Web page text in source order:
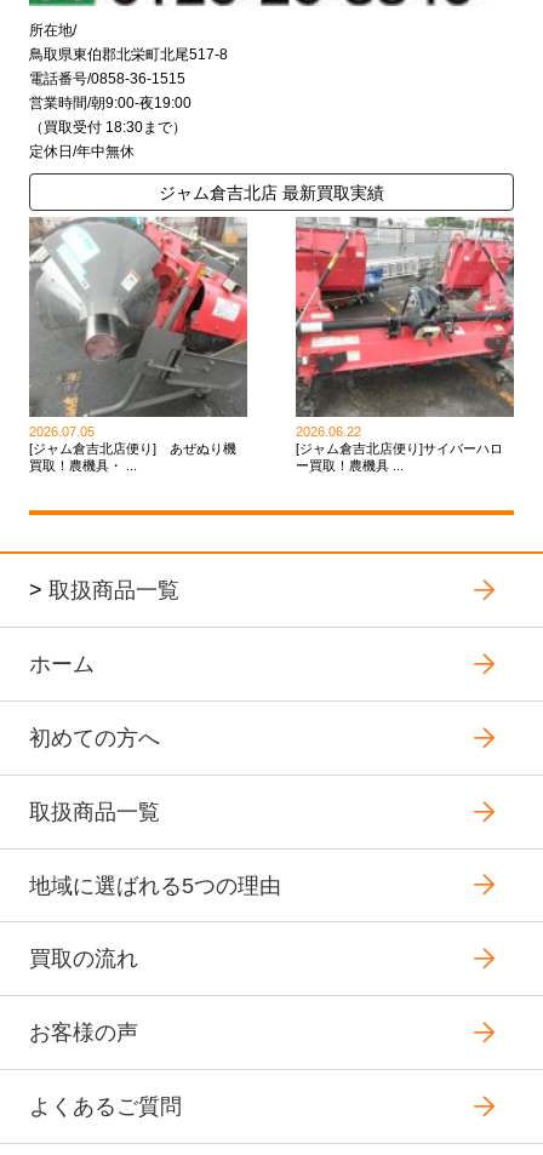
所在地/
鳥取県東伯郡北栄町北尾517-8
電話番号/0858-36-1515
営業時間/朝9:00-夜19:00
（買取受付 18:30まで）
定休日/年中無休
ジャム倉吉北店 最新買取実績
2026.07.05
[ジャム倉吉北店便り] あぜぬり機
買取！農機具・ ...
2026.06.22
[ジャム倉吉北店便り]サイバーハロ
ー買取！農機具 ...
> 取扱商品一覧
ホーム
初めての方へ
取扱商品一覧
地域に選ばれる5つの理由
買取の流れ
お客様の声
よくあるご質問